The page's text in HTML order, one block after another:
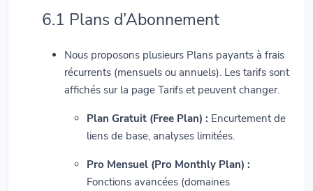
6.1 Plans d’Abonnement
Nous proposons plusieurs Plans payants à frais
récurrents (mensuels ou annuels). Les tarifs sont
affichés sur la page Tarifs et peuvent changer.
Plan Gratuit (Free Plan) : Encurtement de
liens de base, analyses limitées.
Pro Mensuel (Pro Monthly Plan) :
Fonctions avancées (domaines